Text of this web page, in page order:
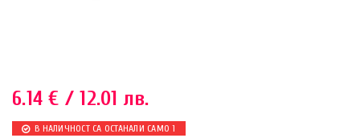
6.14€ / 12.01 лв.
В НАЛИЧНОСТ СА ОСТАНАЛИ САМО 1